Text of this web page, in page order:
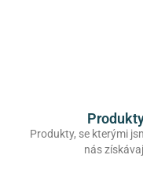
Produkty, se kterými
nás